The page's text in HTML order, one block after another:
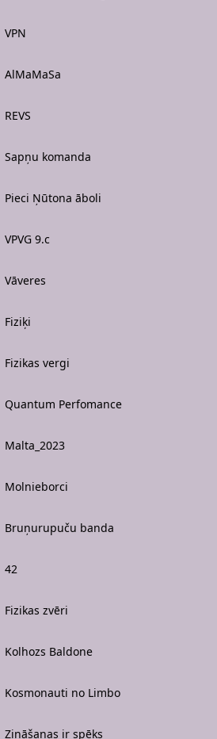
VPN
AlMaMaSa
REVS
Sapņu komanda
Pieci Ņūtona āboli
VPVG 9.c
Vāveres
Fiziķi
Fizikas vergi
Quantum Perfomance
Malta_2023
Molnieborci
Bruņurupuču banda
42
Fizikas zvēri
Kolhozs Baldone
Kosmonauti no Limbo
Zināšanas ir spēks